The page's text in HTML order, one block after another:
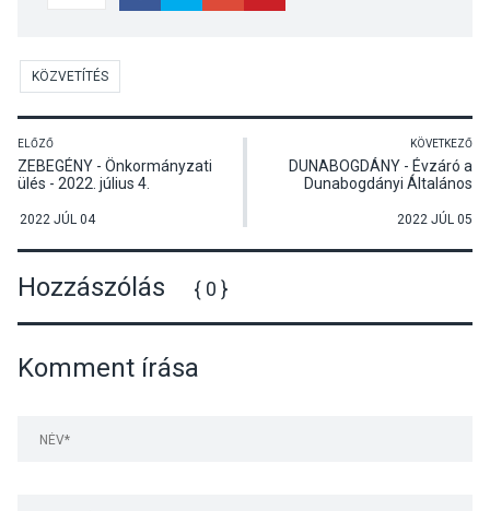
KÖZVETÍTÉS
ELŐZŐ
ZEBEGÉNY - Önkormányzati
ülés - 2022. július 4.
2022 JÚL 04
KÖVETKEZŐ
DUNABOGDÁNY - Évzáró a
Dunabogdányi Általános
2022 JÚL 05
Hozzászólás { 0 }
Komment írása